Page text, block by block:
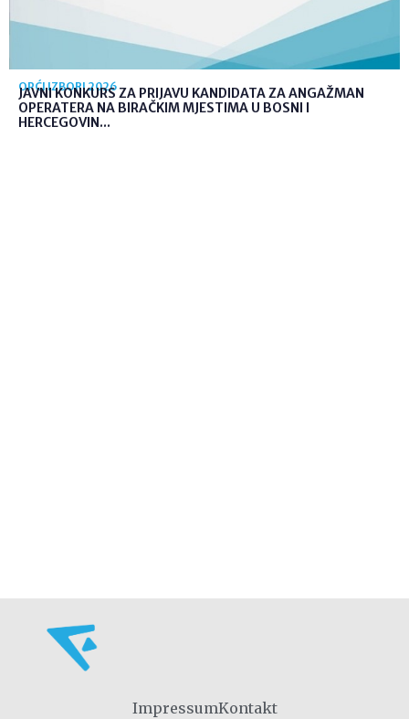
OPĆI IZBORI 2026
JAVNI KONKURS ZA PRIJAVU KANDIDATA ZA ANGAŽMAN
OPERATERA NA BIRAČKIM MJESTIMA U BOSNI I
HERCEGOVIN...
ImpressumKontakt